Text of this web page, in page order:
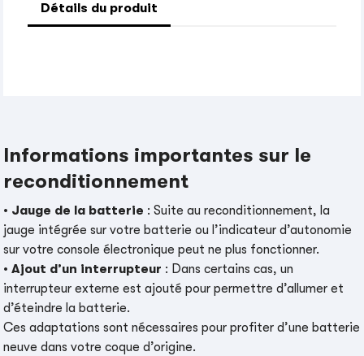
Détails du produit
Informations importantes sur le
reconditionnement
• Jauge de la batterie : Suite au reconditionnement, la
jauge intégrée sur votre batterie ou l’indicateur d’autonomie
sur votre console électronique peut ne plus fonctionner.
•Ajout d’un interrupteur : Dans certains cas, un
interrupteur externe est ajouté pour permettre d’allumer et
d’éteindre la batterie.
Ces adaptations sont nécessaires pour profiter d’une batterie
neuve dans votre coque d’origine.